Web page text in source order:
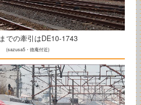
での牽引はDE10-1743
(sazusa5・徳庵付近)